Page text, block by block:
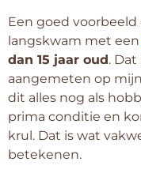
Een goed
langskwam met een
dan 15 jaar oud.
aangemeten op
dit alles nog als
prima conditie en
krul. Dat is wat
betekenen.